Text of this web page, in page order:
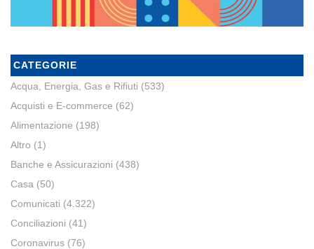
CATEGORIE
Acqua, Energia, Gas e Rifiuti (533)
Acquisti e E-commerce (62)
Alimentazione (198)
Altro (1)
Banche e Assicurazioni (438)
Casa (50)
Comunicati (4.322)
Conciliazioni (41)
Coronavirus (76)